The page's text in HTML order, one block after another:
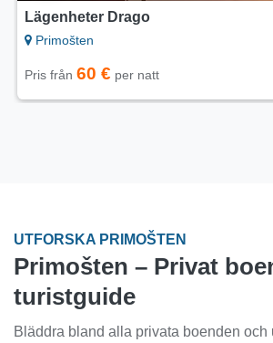
Lägenheter Villa Maria
Primošten
Pris från 50 € per natt
UTFORSKA PRIMOŠTEN
Primošten – Privat
turistguide
Bläddra bland alla privata boenden och